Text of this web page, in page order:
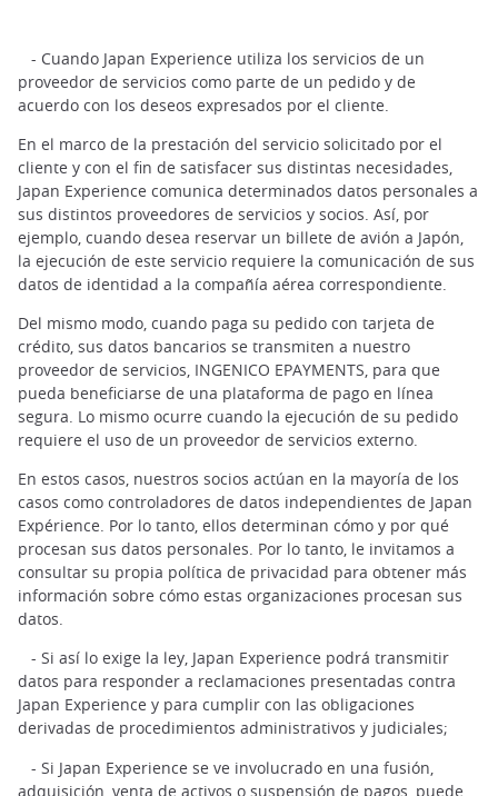
- Cuando Japan Experience utiliza los servicios de un
proveedor de servicios como parte de un pedido y de
acuerdo con los deseos expresados por el cliente.
En el marco de la prestación del servicio solicitado por el
cliente y con el fin de satisfacer sus distintas necesidades,
Japan Experience comunica determinados datos personales a
sus distintos proveedores de servicios y socios. Así, por
ejemplo, cuando desea reservar un billete de avión a Japón,
la ejecución de este servicio requiere la comunicación de sus
datos de identidad a la compañía aérea correspondiente.
Del mismo modo, cuando paga su pedido con tarjeta de
crédito, sus datos bancarios se transmiten a nuestro
proveedor de servicios, INGENICO EPAYMENTS, para que
pueda beneficiarse de una plataforma de pago en línea
segura. Lo mismo ocurre cuando la ejecución de su pedido
requiere el uso de un proveedor de servicios externo.
En estos casos, nuestros socios actúan en la mayoría de los
casos como controladores de datos independientes de Japan
Expérience. Por lo tanto, ellos determinan cómo y por qué
procesan sus datos personales. Por lo tanto, le invitamos a
consultar su propia política de privacidad para obtener más
información sobre cómo estas organizaciones procesan sus
datos.
- Si así lo exige la ley, Japan Experience podrá transmitir
datos para responder a reclamaciones presentadas contra
Japan Experience y para cumplir con las obligaciones
derivadas de procedimientos administrativos y judiciales;
- Si Japan Experience se ve involucrado en una fusión,
adquisición, venta de activos o suspensión de pagos, puede